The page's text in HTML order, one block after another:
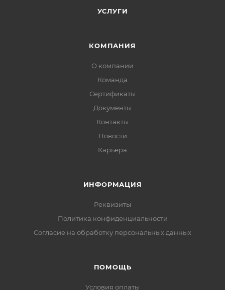
УСЛУГИ
КОМПАНИЯ
О компании
Команда
Сертификаты
Документы
Контакты
Новости
Карьера
ИНФОРМАЦИЯ
Реквизиты
Политика конфиденциальности
Cогласие на обработку персональных данных
ПОМОЩЬ
Условия оплаты